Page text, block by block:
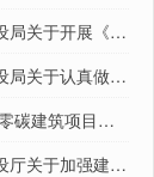
评价及检测技
）意见的函
局关于开展《广
效果评估督导
局关于认真做好
通知
碳建筑项目评
厅关于加强建筑